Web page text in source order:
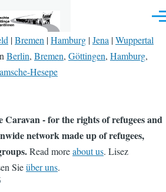
|Bremen |Hamburg |Jena |Wuppertal
Berlin, Bremen, Göttingen, Hamburg,
Hesepe
Caravan - for the rights of refugees and
network made up of refugees,
Read moreabout us. Lisez
Sieüber uns.